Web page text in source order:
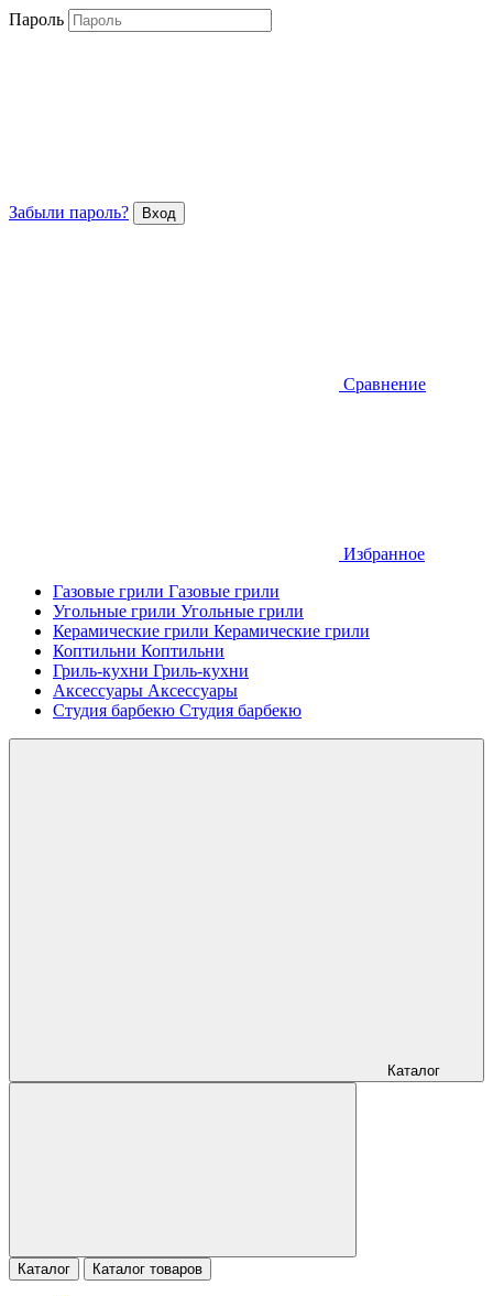
Пароль
Забыли пароль?
Сравнение
Избранное
Газовые грили Газовые грили
Угольные грили Угольные грили
Керамические грили Керамические грили
Коптильни Коптильни
Гриль-кухни Гриль-кухни
Аксессуары Аксессуары
Студия барбекю Студия барбекю
Каталог
Каталог Каталог товаров